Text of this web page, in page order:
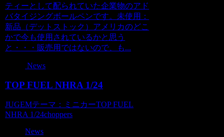
ティーとして配られていた企業物のアド
バタイジングボールペンです。未使用：
新品（デットストック）アメリカのどこ
かで今も使用されているかと思う
と・・・販売用ではないので、も...
News
TOP FUEL NHRA 1/24
JUGEMテーマ：ミニカーTOP FUEL
NHRA 1/24choppers
News